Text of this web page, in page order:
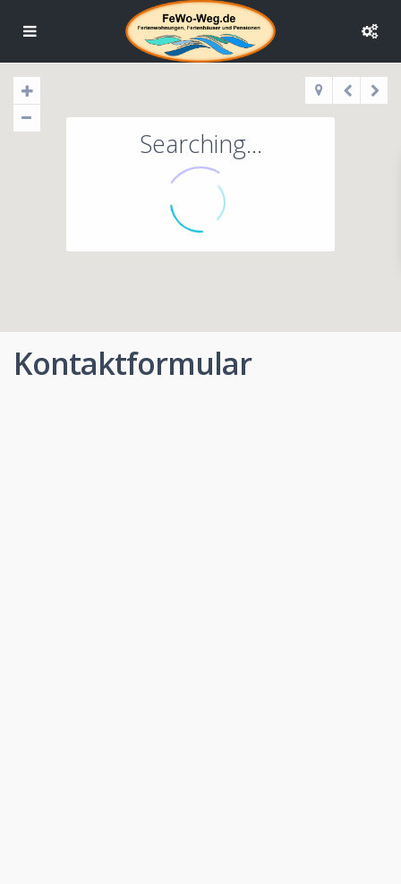
Searching...
Kontaktformular